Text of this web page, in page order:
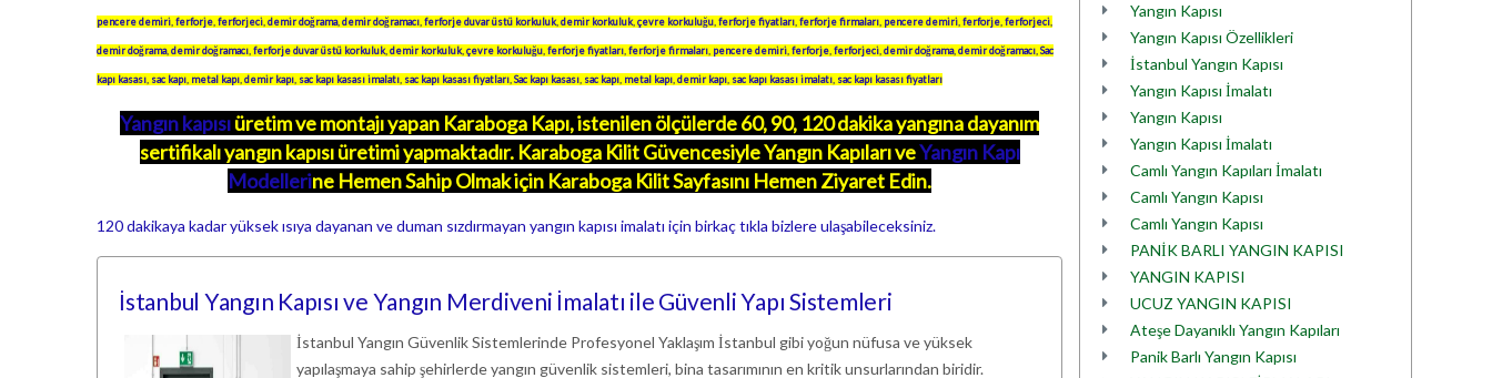
pencere demiri ferforje ferforjeci demir doğrama, demir doğramacı ferforje duvar üstü korkuluk, demir korkuluk, çevre korkuluğu ferforje fiyatları ferforje firmaları pencere demiri ferforje ferforjeci
demir doğrama, demir doğramacı ferforje duvar üstü korkuluk, demir korkuluk, çevre korkuluğu ferforje fiyatları ferforje firmaları pencere demiri ferforje ferforjeci demir doğrama, demir doğramacı Sac
kapı kasası sac kapı metal kapı demir kapı sac kapı kasası imalatı sac kapı kasası fiyatları Sac kapı kasası sac kapı metal kapı demir kapı sac kapı kasası imalatı sac kapı kasası fiyatları
Yangın kapısıüretim ve montajı yapan Karaboga Kapı, istenilen ölçülerde 60, 90, 120 dakika yangına dayanım
sertifikalı yangın kapısı üretimi yapmaktadır. KarabogaKilit Güvencesiyle Yangın Kapıları veYangın Kapı
Modellerine Hemen Sahip Olmak için Karaboga Kilit Sayfasını Hemen Ziyaret Edin.
120 dakikaya kadar yüksek ısıya dayanan ve duman sızdırmayan yangın kapısı imalatı için birkaç tıkla bizlere ulaşabileceksiniz.
İstanbul Yangın Kapısı ve Yangın Merdiveni İmalatı ile Güvenli Yapı Sistemleri
İstanbul Yangın Güvenlik Sistemlerinde Profesyonel Yaklaşım İstanbul gibi yoğun nüfusa ve yüksek
yapılaşmaya sahip şehirlerde yangın güvenlik sistemleri, bina tasarımının en kritik unsurlarından biridir.
Yangın Kapısı
Yangın Kapısı Özellikleri
İstanbul Yangın Kapısı
Yangın Kapısı İmalatı
Yangın Kapısı
Yangın Kapısı İmalatı
Camlı Yangın Kapıları İmalatı
Camlı Yangın Kapısı
Camlı Yangın Kapısı
PANİK BARLI YANGIN KAPISI
YANGIN KAPISI
UCUZ YANGIN KAPISI
Ateşe Dayanıklı Yangın Kapıları
Panik Barlı Yangın Kapısı